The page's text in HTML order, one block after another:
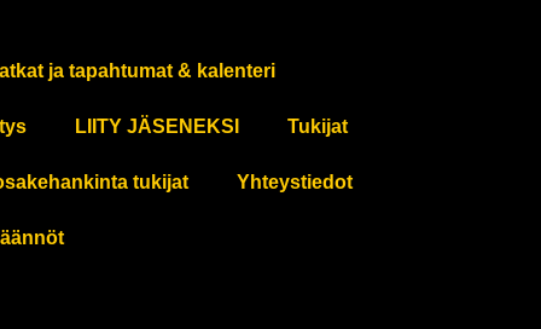
ja tapahtumat & kalenteri
LIITY JÄSENEKSI Tukijat
tukijat Yhteystiedot